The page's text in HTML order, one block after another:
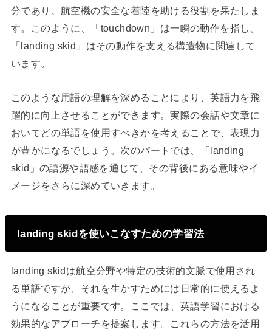
分であり、航空機の安全な着陸を助ける役割を果たしま
す。このように、「touchdown」は一瞬の動作を指し、
「landing skid」はその動作を支える構造物に関連して
います。
このような用語の理解を深めることにより、英語力を飛
躍的に向上させることができます。実際の会話や文章に
おいてどの単語を使用すべきかを考えることで、表現力
が豊かになるでしょう。次のパートでは、「landing
skid」の語源や語感を通じて、その背後にある意味やイ
メージをさらに深めていきます。
landing skidを使いこなすための学習法
landing skidは航空分野や特定の技術的文脈で使用され
る単語ですが、それを生かすためには日常的に使えるよ
うになることが重要です。ここでは、英語学習における
効果的なアプローチを提案します。これらの方法を活用